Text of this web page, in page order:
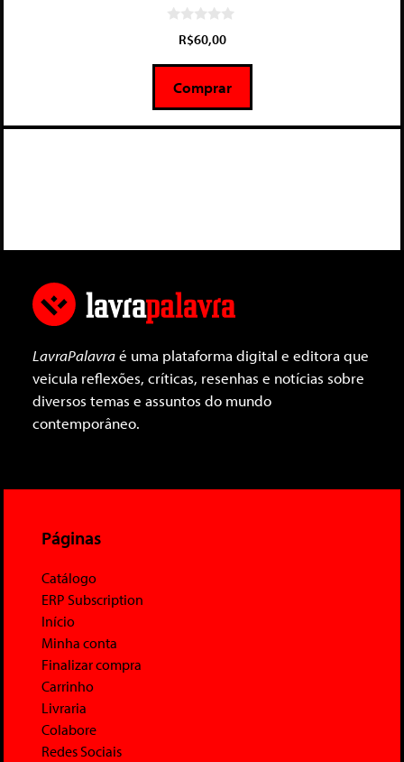
5
R$60,00
Comprar
LavraPalavraé uma plataforma digital e editora que
veicula reflexões, críticas, resenhas e notícias sobre
diversos temas e assuntos do mundo
contemporâneo.
Páginas
Catálogo
ERP Subscription
Início
Minha conta
Finalizar compra
Carrinho
Livraria
Colabore
Redes Sociais